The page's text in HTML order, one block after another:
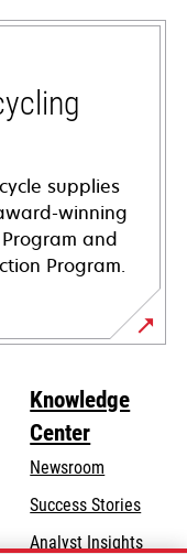
supplies
winning
and
Program.
Knowledge
Center
Newsroom
Success Stories
Analyst Insights